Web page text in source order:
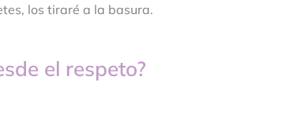
los tiraré a la basura.
el respeto?